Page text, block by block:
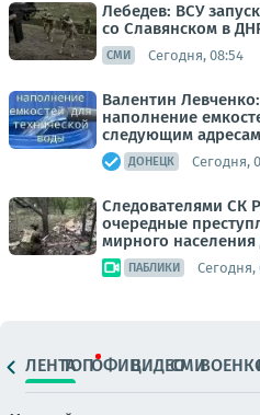
Лебедев: ВСУ
со Славянском в
СМИ Сегодня, 08:54
Валентин
наполнение
следующим
ДОНЕЦК Сегодня,
Следователями СК
очередные
мирного
ПАБЛИКИ Сегодня,
ЛЕНТАТОПОФИЦ.ВИДЕОСМИ